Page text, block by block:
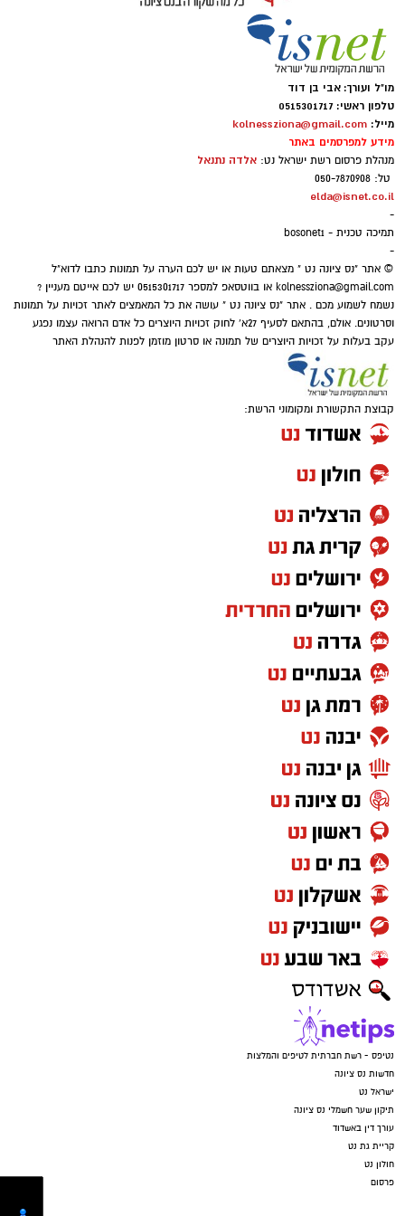
מו"ל ועורך: אבי בן דוד
טלפון ראשי: 0515301717
מייל: kolnessziona@gmail.com
מידע למפרסמים באתר
מנהלת פרסום רשת ישראל נט: אלדה נתנאל
טל: 050-7870908
elda@isnet.co.il
-
תמיכה טכנית - bosonet1
-
© אתר "נס ציונה נט " מצאתם טעות או יש לכם הערה על תמונות כתבו לדוא"ל
kolnessziona@gmail.com
או בווטסאפ למספר 0515301717 יש לכם אייטם מעניין ?
נשמח לשמוע מכם . אתר "נס ציונה נט " עושה את כל המאמצים לאתר זכויות על תמונות
וסרטונים. אולם, בהתאם לסעיף 27א' לחוק זכויות היוצרים כל אדם הרואה עצמו נפגע
עקב בעלות על זכויות היוצרים של תמונה או סרטון מוזמן לפנות להנהלת האתר
קבוצת התקשורת ומקומוני הרשת:
נטיפס - רשת חברתית לטיפים והמלצות
חדשות נס ציונה
ישראל נט
תיקון שער חשמלי נס ציונה
עורך דין באשדוד
קריית גת נט
חולון נט
פרסום